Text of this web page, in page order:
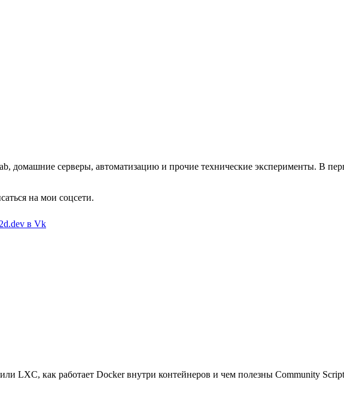
домашние серверы, автоматизацию и прочие технические эксперименты. В
на мои соцсети.
в Vk
LXC, как работает Docker внутри контейнеров и чем полезны Community